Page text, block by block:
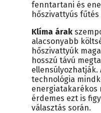
fenntartani és
hőszivattyús
Klíma árak
alacsonyabb
hőszivattyúk
hosszú távú
ellensúlyozhatják.
technológia
energiatakarékos
érdemes ezt is
választás során.